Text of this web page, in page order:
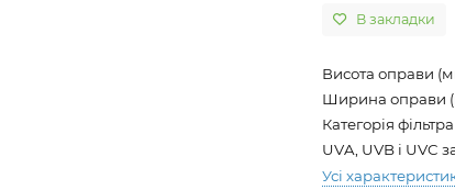
В закладки
Висота оправи
Ширина оправи
Категорія фільтра
UVA, UVB і UVC
Усі